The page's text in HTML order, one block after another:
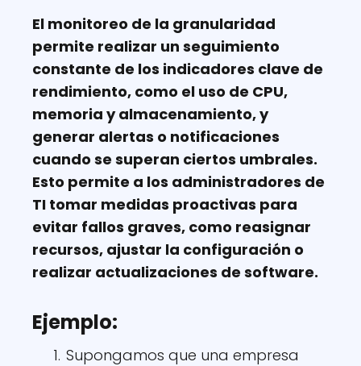
El monitoreo de la granularidad
permite realizar un seguimiento
constante de los indicadores clave de
rendimiento, como el uso de CPU,
memoria y almacenamiento, y
generar alertas o notificaciones
cuando se superan ciertos umbrales.
Esto permite a los administradores de
TI tomar medidas proactivas para
evitar fallos graves, como reasignar
recursos, ajustar la configuración o
realizar actualizaciones de software.
Ejemplo:
Supongamos que una empresa